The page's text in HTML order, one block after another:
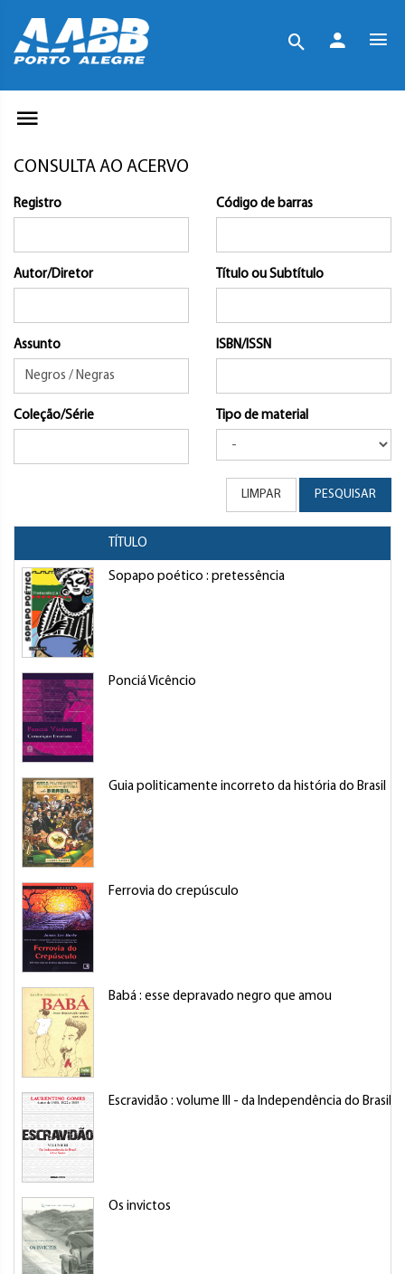
CONSULTA AO ACERVO
Registro Código de barras
Autor/Diretor Título ou Subtítulo
Assunto ISBN/ISSN
Coleção/Série Tipo de material
LIMPAR PESQUISAR
TÍTULO
Sopapo poético : pretessência
Ponciá Vicêncio
Guia politicamente incorreto da história do Brasil
Ferrovia do crepúsculo
Babá : esse depravado negro que amou
Escravidão : volume III - da Independência do Brasil à
Os invictos